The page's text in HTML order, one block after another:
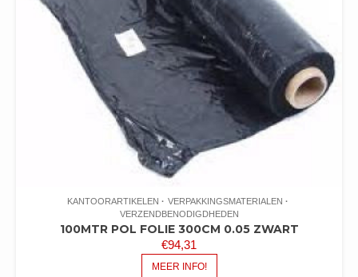
KANTOORARTIKELEN
VERPAKKINGSMATERIALEN
VERZENDBENODIGDHEDEN
100MTR POL FOLIE 300CM 0.05 ZWART
€94,31
MEER INFO!